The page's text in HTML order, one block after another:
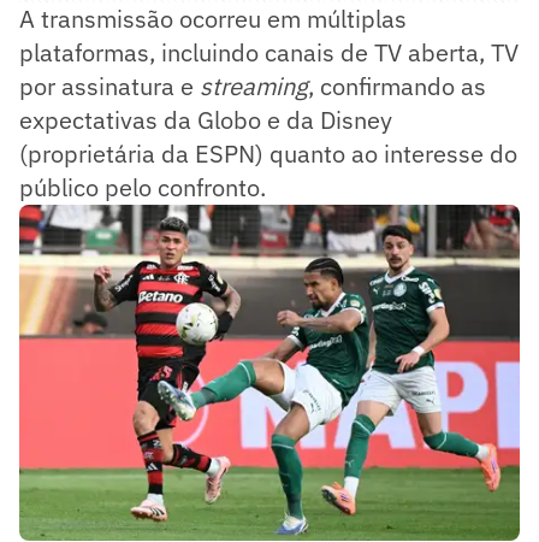
A transmissão ocorreu em múltiplas
plataformas, incluindo canais de TV aberta, TV
por assinatura e streaming, confirmando as
expectativas da Globo e da Disney
(proprietária da ESPN) quanto ao interesse do
público pelo confronto.